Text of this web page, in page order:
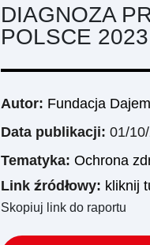
DIAGNOZA
POLSCE 2023
Autor: Fundacja
Data publikacji: 01/
Tematyka: Ochrona
Link źródłowy: kliknij
Skopiuj link do raportu